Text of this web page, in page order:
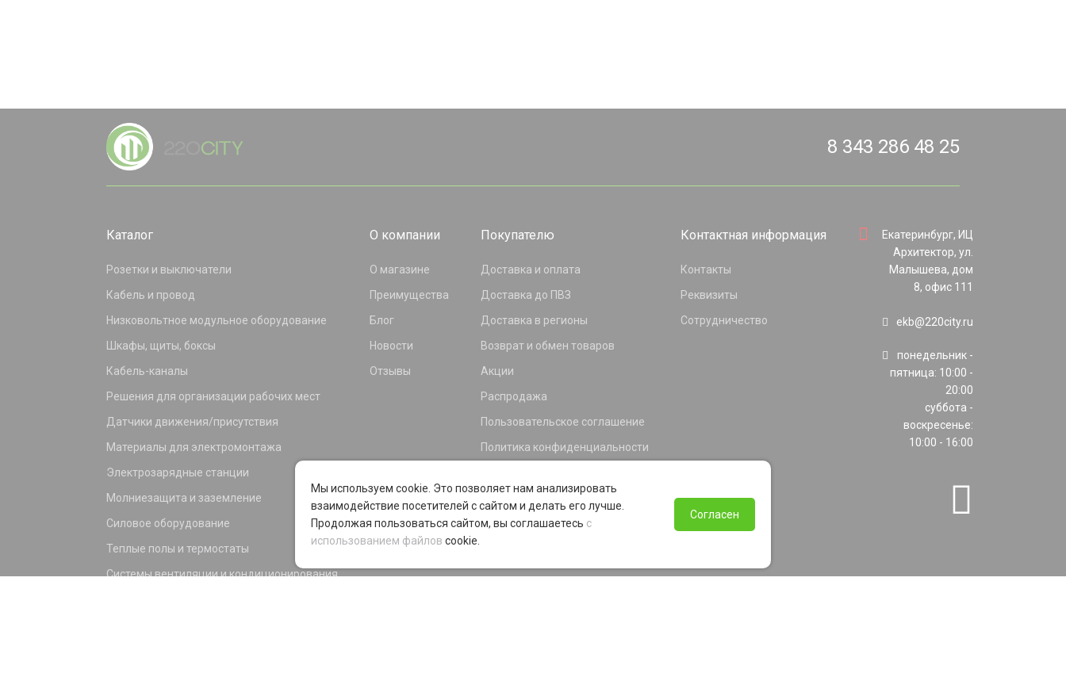
8 343 286 48 25
Каталог
Розетки и выключатели
Кабель и провод
Низковольтное модульное оборудование
Шкафы, щиты, боксы
Кабель-каналы
Решения для организации рабочих мест
Датчики движения/присутствия
Материалы для электромонтажа
Электрозарядные станции
Молниезащита и заземление
Силовое оборудование
Теплые полы и термостаты
Системы вентиляции и кондиционирования
О компании
О магазине
Преимущества
Блог
Новости
Отзывы
Покупателю
Доставка и оплата
Доставка до ПВЗ
Доставка в регионы
Возврат и обмен товаров
Акции
Распродажа
Пользовательское соглашение
Политика конфиденциальности
Программа лояльности
Контактная информация
Контакты
Реквизиты
Сотрудничество
Екатеринбург, ИЦ
Архитектор, ул.
Малышева, дом
8, офис 111
ekb@220city.ru
понедельник -
пятница: 10:00 -
20:00
суббота -
воскресенье:
10:00 - 16:00
Мы используем cookie. Это позволяет нам анализировать
взаимодействие посетителей с сайтом и делать его лучше.
Продолжая пользоваться сайтом, вы соглашаетесь с
использованием файлов cookie.
Согласен